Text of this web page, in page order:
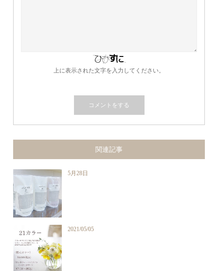
上に表示された文字を入力してください。
関連記事
5月28日
2021/05/05